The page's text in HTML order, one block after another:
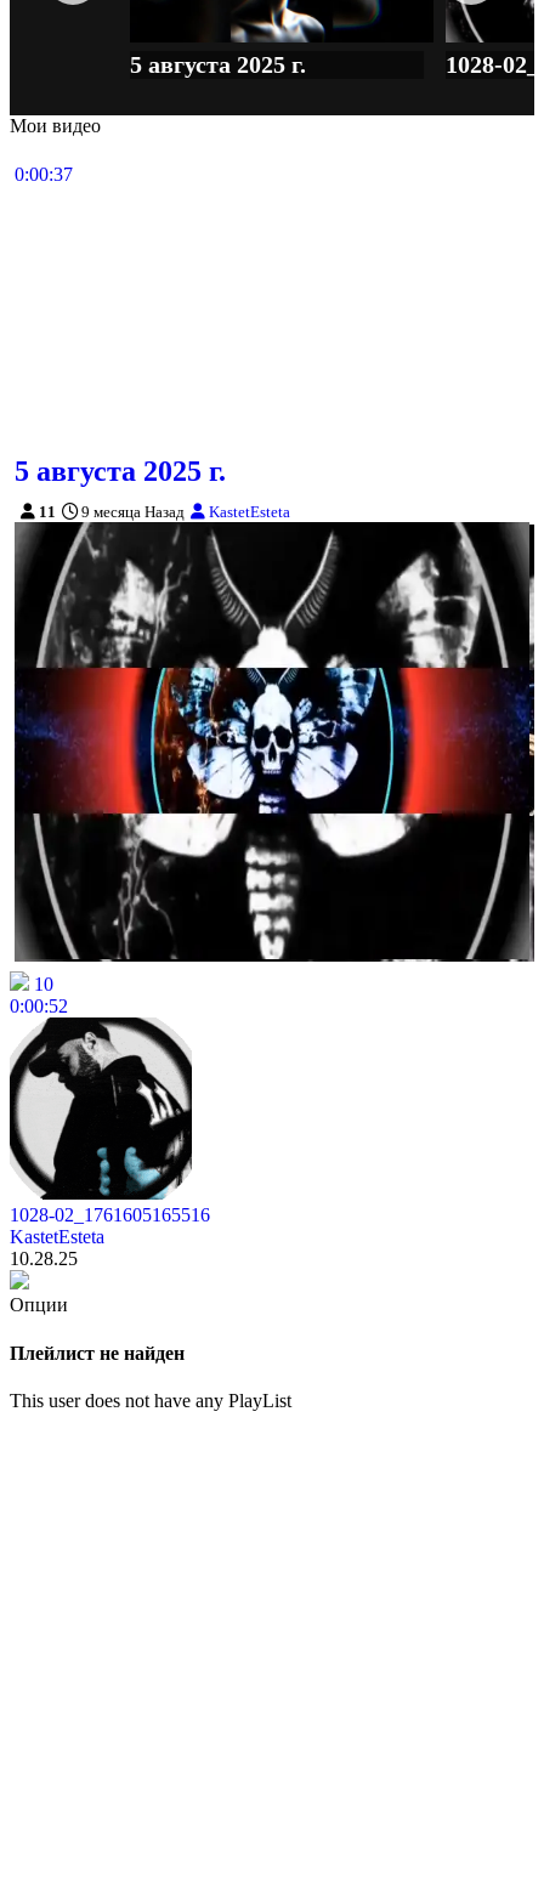
Воспроизвести Поделиться
5 августа 2025 г. 1028-
Мои видео
0:00:37
5 августа 2025 г.
11 9 месяца Назад KastetEsteta
10
0:00:52
1028-02_1761605165516
KastetEsteta
10.28.25
Опции
Плейлист не найден
This user does not have any PlayList